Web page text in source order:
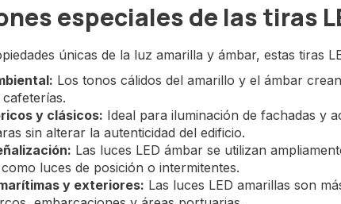
especiales de las tiras
únicas de la luz amarilla y ámbar, estas tiras
Los tonos cálidos del amarillo y el ámbar
y clásicos: Ideal para iluminación de fachadas y
sin alterar la autenticidad del edificio.
Las luces LED ámbar se utilizan
luces de posición o intermitentes.
y exteriores: Las luces LED amarillas son